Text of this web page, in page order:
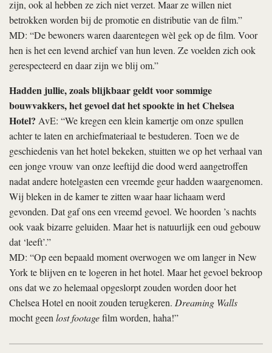
zijn, ook al hebben ze zich niet verzet. Maar ze willen niet
betrokken worden bij de promotie en distributie van de film.”
MD: “De bewoners waren daarentegen wèl gek op de film. Voor
hen is het een levend archief van hun leven. Ze voelden zich ook
gerespecteerd en daar zijn we blij om.”
Hadden jullie, zoals blijkbaar geldt voor sommige
bouwvakkers, het gevoel dat het spookte in het Chelsea
Hotel? AvE: “We kregen een klein kamertje om onze spullen
achter te laten en archiefmateriaal te bestuderen. Toen we de
geschiedenis van het hotel bekeken, stuitten we op het verhaal van
een jonge vrouw van onze leeftijd die dood werd aangetroffen
nadat andere hotelgasten een vreemde geur hadden waargenomen.
Wij bleken in de kamer te zitten waar haar lichaam werd
gevonden. Dat gaf ons een vreemd gevoel. We hoorden ’s nachts
ook vaak bizarre geluiden. Maar het is natuurlijk een oud gebouw
dat ‘leeft’.”
MD: “Op een bepaald moment overwogen we om langer in New
York te blijven en te logeren in het hotel. Maar het gevoel bekroop
ons dat we zo helemaal opgeslorpt zouden worden door het
Chelsea Hotel en nooit zouden terugkeren. Dreaming Walls
mocht geen lost footagefilm worden, haha!”